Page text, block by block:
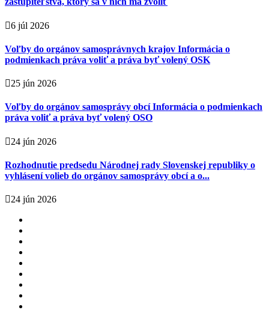
6 júl 2026
Voľby do orgánov samosprávnych krajov Informácia o
podmienkach práva voliť a práva byť volený OSK
25 jún 2026
Voľby do orgánov samosprávy obcí Informácia o podmienkach
práva voliť a práva byť volený OSO
24 jún 2026
Rozhodnutie predsedu Národnej rady Slovenskej republiky o
vyhlásení volieb do orgánov samosprávy obcí a o...
24 jún 2026